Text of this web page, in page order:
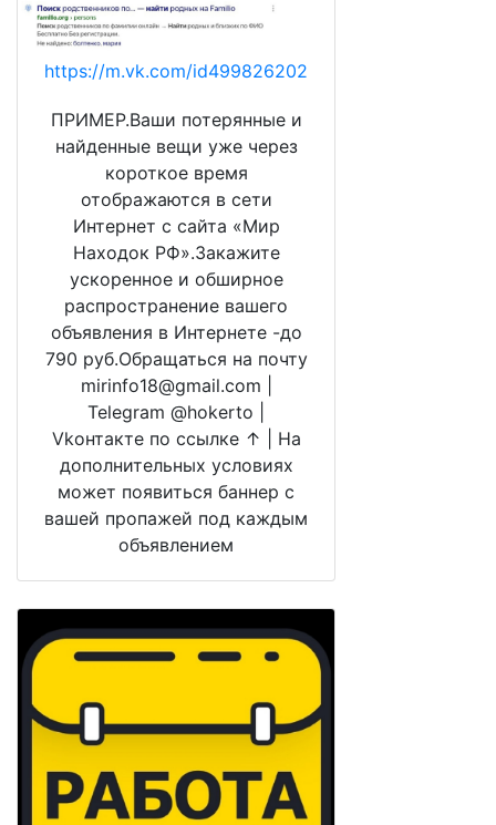
https://m.vk.com/id499826202
ПРИМЕР.Ваши потерянные и
найденные вещи уже через
короткое время
отображаются в сети
Интернет с сайта «Мир
Находок РФ».Закажите
ускоренное и обширное
распространение вашего
объявления в Интернете -до
790 руб.Обращаться на почту
mirinfo18@gmail.com |
Telegram @hokerto |
Vkонтакте по ссылке ↑ | На
дополнительных условиях
может появиться баннер с
вашей пропажей под каждым
объявлением